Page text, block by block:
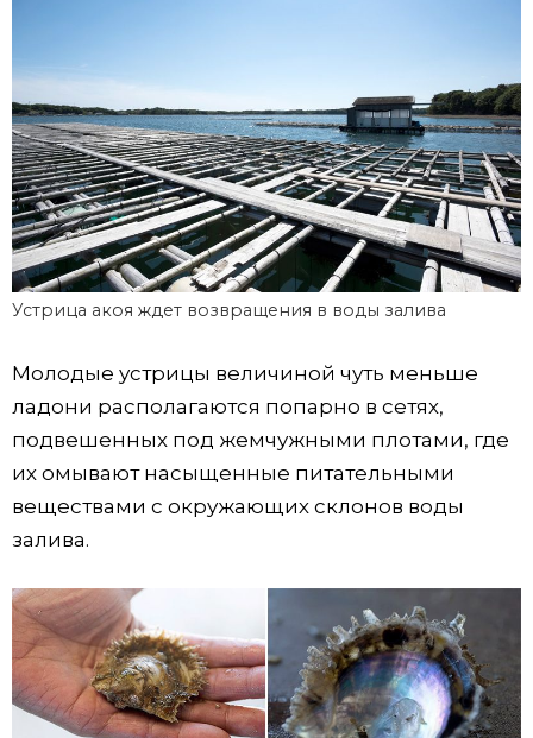
Устрица акоя ждет возвращения в воды залива
Молодые устрицы величиной чуть меньше
ладони располагаются попарно в сетях,
подвешенных под жемчужными плотами, где
их омывают насыщенные питательными
веществами с окружающих склонов воды
залива.